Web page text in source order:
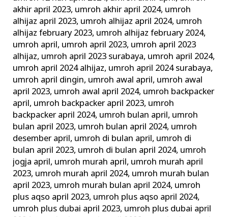
akhir april 2023, umroh akhir april 2024, umroh
alhijaz april 2023, umroh alhijaz april 2024, umroh
alhijaz february 2023, umroh alhijaz february 2024,
umroh april, umroh april 2023, umroh april 2023
alhijaz, umroh april 2023 surabaya, umroh april 2024,
umroh april 2024 alhijaz, umroh april 2024 surabaya,
umroh april dingin, umroh awal april, umroh awal
april 2023, umroh awal april 2024, umroh backpacker
april, umroh backpacker april 2023, umroh
backpacker april 2024, umroh bulan april, umroh
bulan april 2023, umroh bulan april 2024, umroh
desember april, umroh di bulan april, umroh di
bulan april 2023, umroh di bulan april 2024, umroh
jogja april, umroh murah april, umroh murah april
2023, umroh murah april 2024, umroh murah bulan
april 2023, umroh murah bulan april 2024, umroh
plus aqso april 2023, umroh plus aqso april 2024,
umroh plus dubai april 2023, umroh plus dubai april